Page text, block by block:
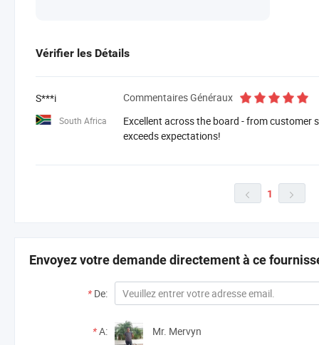
Vérifier les Détails
S***i
South Africa
Commentaires Généraux
Excellent across the board - from customer
exceeds expectations!
 1 
Envoyez votre demande directement à ce
* De:
*A: Mr. Mervyn